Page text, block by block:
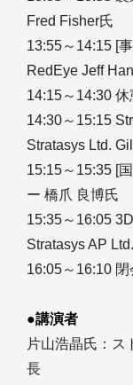
Fred Fisher氏
13:55～14:15 [
RedEye Jeff
14:15～14:30 休
14:30～15:15
Stratasys Ltd.
15:15～15:35 [
ー 橋爪 良博氏
15:35～16:05
Stratasys AP
16:05～16:10 閉
●講演者
片山浩晶氏：ス
長